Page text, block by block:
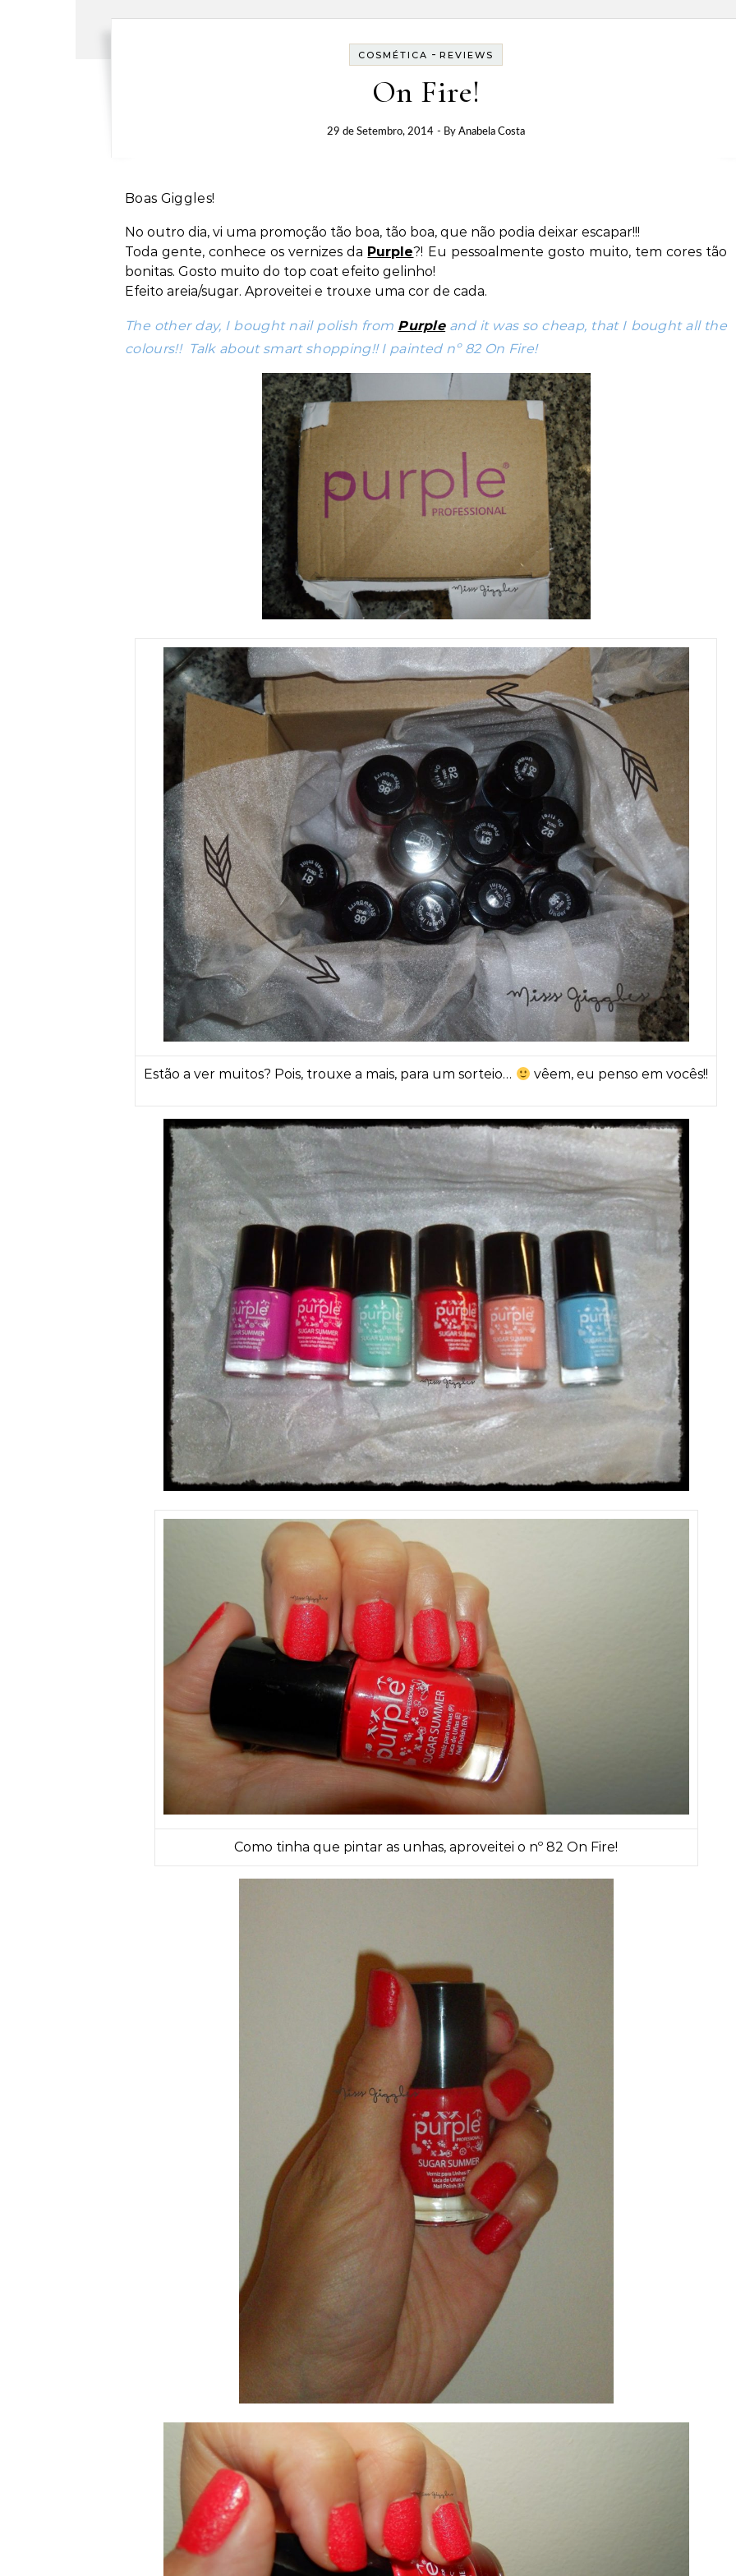
COSMÉTICA - REVIEWS
On Fire!
29 de Setembro, 2014 - By Anabela Costa
Boas Giggles!
No outro dia, vi uma promoção tão boa, tão boa, que não podia deixar escapar!!!
Toda gente, conhece os vernizes da Purple?! Eu pessoalmente gosto muito, tem cores tão
bonitas. Gosto muito do top coat efeito gelinho!
Efeito areia/sugar. Aproveitei e trouxe uma cor de cada.
The other day, I bought nail polish from Purpleand it was so cheap, that I bought all the
colours!! Talk about smart shopping!! I painted nº 82 On Fire!
Estão a ver muitos? Pois, trouxe a mais, para um sorteio… vêem, eu penso em vocês!!
Como tinha que pintar as unhas, aproveitei o nº 82 On Fire!